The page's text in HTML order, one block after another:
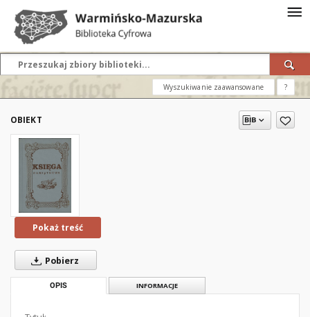
Wyszukiwanie zaawansowane ?
OBIEKT
Pokaż treść
Pobierz
OPIS INFORMACJE